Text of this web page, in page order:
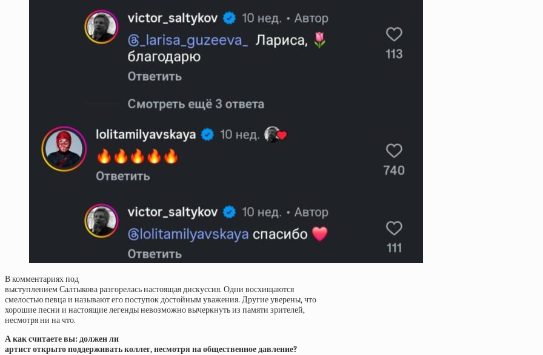
В комментариях под
выступлением Салтыкова разгорелась настоящая дискуссия. Одни восхищаются
смелостью певца и называют его поступок достойным уважения. Другие уверены, что
хорошие песни и настоящие легенды невозможно вычеркнуть из памяти зрителей,
несмотря ни на что.
А как считаете вы: должен ли
артист открыто поддерживать коллег, несмотря на общественное давление?